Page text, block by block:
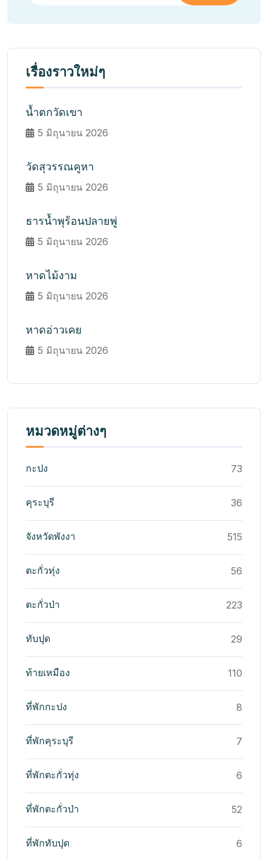
เรื่องราวใหม่ๆ
น้ำตกวัดเขา
5 มิถุนายน 2026
วัดสุวรรณคูหา
5 มิถุนายน 2026
ธารน้ำพุร้อนปลายพู่
5 มิถุนายน 2026
หาดไม้งาม
5 มิถุนายน 2026
หาดอ่าวเคย
5 มิถุนายน 2026
หมวดหมู่ต่างๆ
กะปง 73
คุระบุรี 36
จังหวัดพังงา 515
ตะกั่วทุ่ง 56
ตะกั่วป่า 223
ทับปุด 29
ท้ายเหมือง 110
ที่พักกะปง 8
ที่พักคุระบุรี 7
ที่พักตะกั่วทุ่ง 6
ที่พักตะกั่วป่า 52
ที่พักทับปุด 6